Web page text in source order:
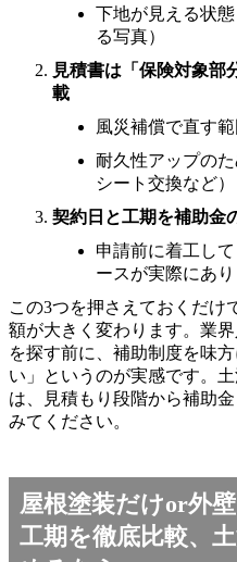
下地が見える状
る写真）
見積書は「保険対象部
載
風災補償で直す範
耐久性アップの
シート交換など）
契約日と工期を補助金
申請前に着工し
ースが実際にあり
この3つを押さえておくだけ
額が大きく変わります。業
を探す前に、補助制度を味
い」というのが実感です。
は、見積もり段階から補助
みてください。
屋根塗装だけor外
工期を徹底比較、